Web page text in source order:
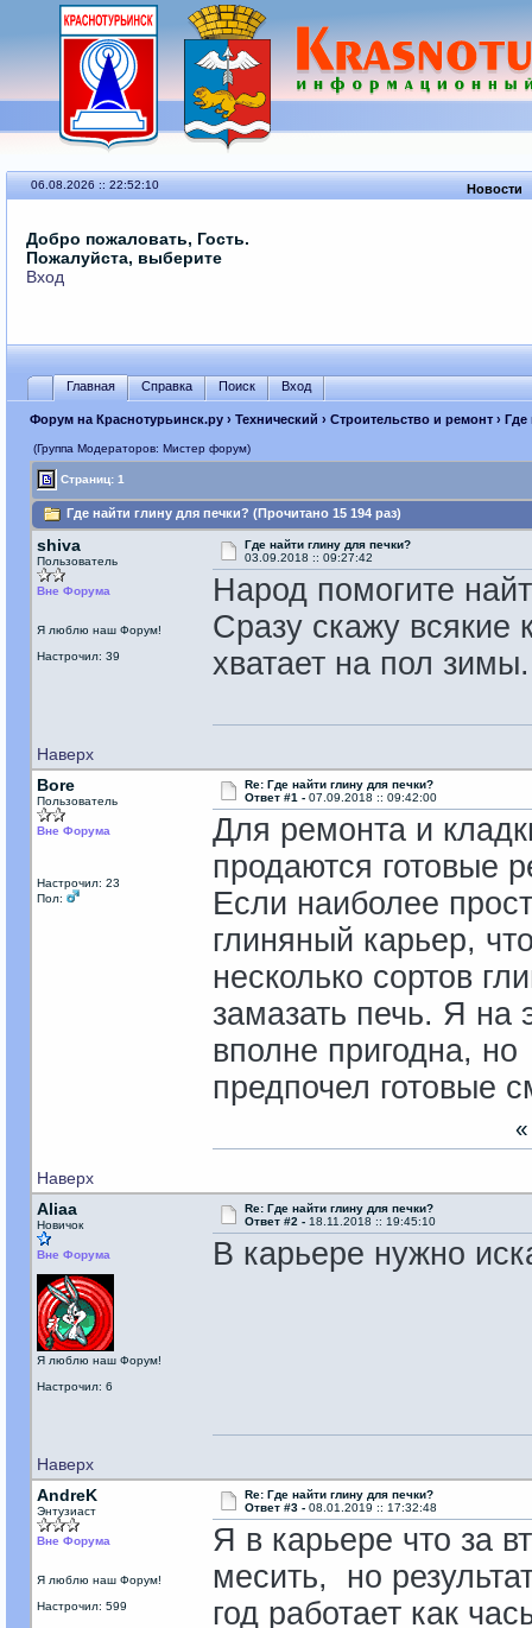
06.08.2026 :: 22:52:10 Новости
Добро пожаловать, Гость.
Пожалуйста, выберите
Вход
Главная Справка Поиск Вход
Форум на Краснотурьинск.ру› Технический › Строительство и ремонт› Где
(Группа Модераторов: Мистер форум)
Страниц: 1
Где найти глину для печки? (Прочитано 15 194 раз)
shiva
Пользователь
Вне Форума
Я люблю наш Форум!
Настрочил: 39
Где найти глину для печки?
03.09.2018 :: 09:27:42
Народ помогите
Сразу скажу всякие
хватает на пол
Наверх
Bore
Пользователь
Вне Форума
Настрочил: 23
Пол:
Re: Где найти глину для печки?
Ответ #1 - 07.09.2018 :: 09:42:00
Для ремонта и
продаются готовые
Если наиболее
глиняный карьер,
несколько сортов
замазать печь. Я на
вполне пригодна,
предпочел готовые
Наверх
Aliaa
Новичок
Вне Форума
Я люблю наш Форум!
Настрочил: 6
Re: Где найти глину для печки?
Ответ #2 - 18.11.2018 :: 19:45:10
В карьере нужно
Наверх
AndreK
Энтузиаст
Вне Форума
Я люблю наш Форум!
Настрочил: 599
Re: Где найти глину для печки?
Ответ #3 - 08.01.2019 :: 17:32:48
Я в карьере что за
месить, но
год работает как